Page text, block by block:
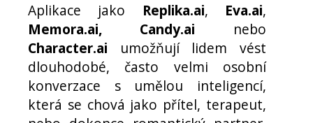
Aplikace jako Replika.ai, Eva.ai,
Memora.ai, Candy.ai nebo
Character.ai umožňují lidem vést
dlouhodobé, často velmi osobní
konverzace s umělou inteligencí,
která se chová jako přítel, terapeut,